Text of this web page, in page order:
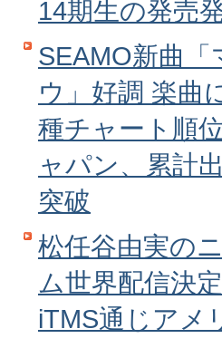
14期生の発売
SEAMO新曲「
ウ」好調 楽曲
種チャート順
ャパン、累計
突破
松任谷由実の
ム世界配信決
iTMS通じアメ